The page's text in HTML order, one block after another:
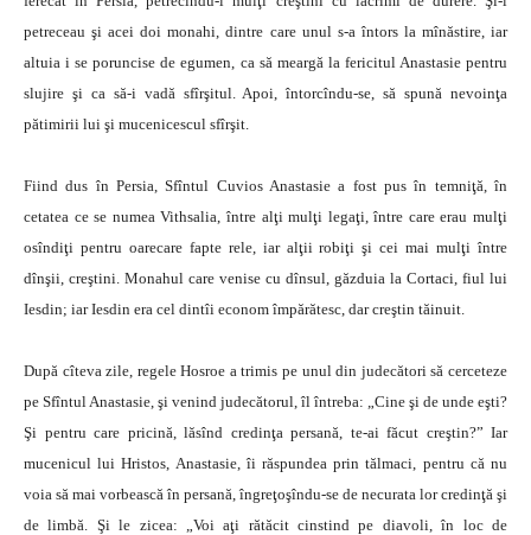
petreceau şi acei doi monahi, dintre care unul s-a întors la mînăstire, iar
altuia i se poruncise de egumen, ca să meargă la fericitul Anastasie pentru
slujire şi ca să-i vadă sfîrşitul. Apoi, întorcîndu-se, să spună nevoinţa
pătimirii lui şi mucenicescul sfîrşit.
Fiind dus în Persia, Sfîntul Cuvios Anastasie a fost pus în temniţă, în
cetatea ce se numea Vithsalia, între alţi mulţi legaţi, între care erau mulţi
osîndiţi pentru oarecare fapte rele, iar alţii robiţi şi cei mai mulţi între
dînşii, creştini. Monahul care venise cu dînsul, găzduia la Cortaci, fiul lui
Iesdin; iar Iesdin era cel dintîi econom împărătesc, dar creştin tăinuit.
După cîteva zile, regele Hosroe a trimis pe unul din judecători să cerceteze
pe Sfîntul Anastasie, şi venind judecătorul, îl întreba: „Cine şi de unde eşti?
Şi pentru care pricină, lăsînd credinţa persană, te-ai făcut creştin?” Iar
mucenicul lui Hristos, Anastasie, îi răspundea prin tălmaci, pentru că nu
voia să mai vorbească în persană, îngreţoşîndu-se de necurata lor credinţă şi
de limbă. Şi le zicea: „Voi aţi rătăcit cinstind pe diavoli, în loc de